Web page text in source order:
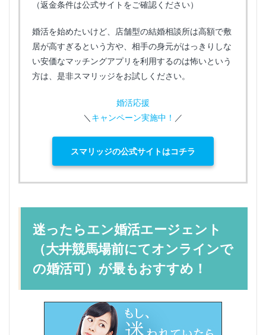
（返金条件は公式サイトをご確認ください）
婚活を始めたいけど、店舗型の結婚相談所は高額で敷
居が高すぎるという方や、相手の身元がはっきりしな
い安価なマッチングアプリを利用するのは怖いという
方は、是非スマリッジをお試しください。
婚活応援
＼ キャンペーン実施中！ ／
スマリッジの公式サイトはコチラ
迷ったらエン婚活エージェント
（大井競馬場前にてオンラインで
の婚活可）が最もおすすめ！